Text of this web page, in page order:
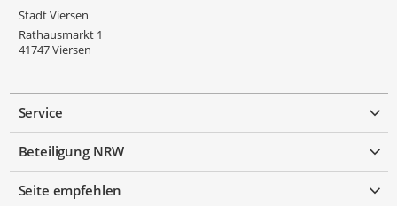
Stadt Viersen
Rathausmarkt 1
41747Viersen
Service
Beteiligung NRW
Seite empfehlen